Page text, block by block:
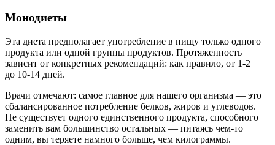
Монодиеты
Эта диета предполагает употребление в пищу только одного
продукта или одной группы продуктов. Протяженность
зависит от конкретных рекомендаций: как правило, от 1-2
до 10-14 дней.
Врачи отмечают: самое главное для нашего организма — это
сбалансированное потребление белков, жиров и углеводов.
Не существует одного единственного продукта, способного
заменить вам большинство остальных — питаясь чем-то
одним, вы теряете намного больше, чем килограммы.